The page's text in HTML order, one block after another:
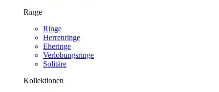
Ringe
Ringe
Herrenringe
Eheringe
Verlobungsringe
Solitäre
Kollektionen